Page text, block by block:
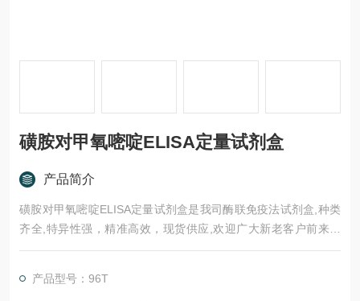
磺胺对甲氧嘧啶ELISA定量试剂盒
产品简介
磺胺对甲氧嘧啶ELISA定量试剂盒是我司酶联免疫法试剂盒,种类
齐全,特异性强，精准高效，现货供应,欢迎广大新老客户前来选
购。
产品型号：96T